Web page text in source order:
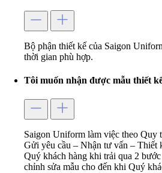
Bộ phận thiết kế của Saigon
thời gian phù hợp.
Tôi muốn nhận được mẫu thiết
Saigon Uniform làm việc theo Quy
Gửi yêu cầu – Nhận tư vấn – Thiết
Quý khách hàng khi trải qua 2
chỉnh sửa mẫu cho đến khi Quý